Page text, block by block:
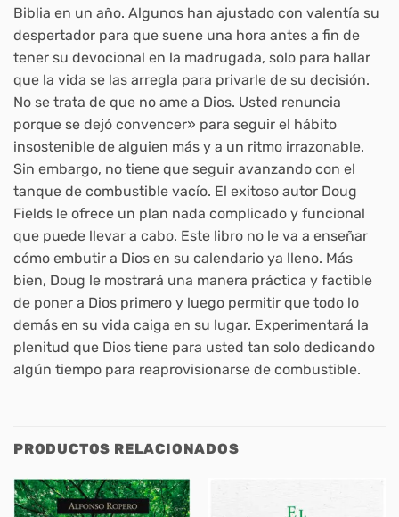
Biblia en un año. Algunos han ajustado con valentía su
despertador para que suene una hora antes a fin de
tener su devocional en la madrugada, solo para hallar
que la vida se las arregla para privarle de su decisión.
No se trata de que no ame a Dios. Usted renuncia
porque se dejó convencer» para seguir el hábito
insostenible de alguien más y a un ritmo irrazonable.
Sin embargo, no tiene que seguir avanzando con el
tanque de combustible vacío. El exitoso autor Doug
Fields le ofrece un plan nada complicado y funcional
que puede llevar a cabo. Este libro no le va a enseñar
cómo embutir a Dios en su calendario ya lleno. Más
bien, Doug le mostrará una manera práctica y factible
de poner a Dios primero y luego permitir que todo lo
demás en su vida caiga en su lugar. Experimentará la
plenitud que Dios tiene para usted tan solo dedicando
algún tiempo para reaprovisionarse de combustible.
PRODUCTOS RELACIONADOS